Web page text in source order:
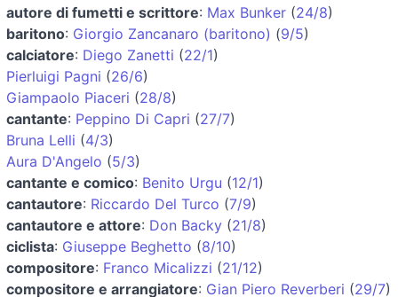
autore di fumetti e scrittore: Max Bunker (24/8)
baritono: Giorgio Zancanaro (baritono) (9/5)
calciatore: Diego Zanetti (22/1)
Pierluigi Pagni (26/6)
Giampaolo Piaceri (28/8)
cantante: Peppino Di Capri (27/7)
Bruna Lelli (4/3)
Aura D'Angelo (5/3)
cantante e comico: Benito Urgu (12/1)
cantautore: Riccardo Del Turco (7/9)
cantautore e attore: Don Backy (21/8)
ciclista: Giuseppe Beghetto (8/10)
compositore: Franco Micalizzi (21/12)
compositore e arrangiatore: Gian Piero Reverberi (29/7)